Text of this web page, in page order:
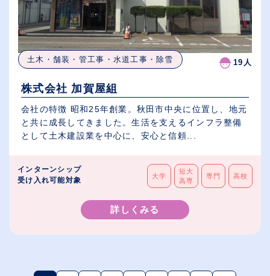
土木・舗装・管工事・水道工事・除雪 19人
株式会社 加賀屋組
会社の特徴 昭和25年創業。秋田市中央に位置し、地元
と共に成長してきました。生活を支えるインフラ整備
として土木建設業を中心に、安心と信頼...
インターンシップ
受け入れ可能対象
大学
短大
高専
専門 高校
詳しくみる